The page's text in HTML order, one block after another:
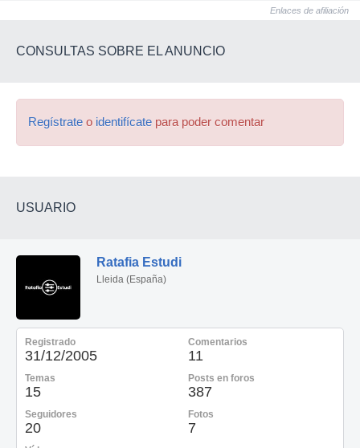
Enlaces de afiliación
CONSULTAS SOBRE EL ANUNCIO
Regístrate o identifícate para poder comentar
USUARIO
Ratafia Estudi
Lleida (España)
Registrado
31/12/2005
Comentarios
11
Temas
15
Posts en foros
387
Seguidores
20
Fotos
7